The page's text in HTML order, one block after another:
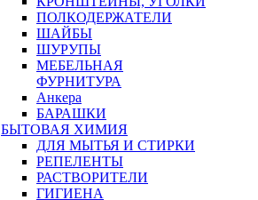
ПОЛКОДЕРЖАТЕЛИ
ШАЙБЫ
ШУРУПЫ
МЕБЕЛЬНАЯ
ФУРНИТУРА
Анкера
БАРАШКИ
БЫТОВАЯ ХИМИЯ
ДЛЯ МЫТЬЯ И СТИРКИ
РЕПЕЛЕНТЫ
РАСТВОРИТЕЛИ
ГИГИЕНА